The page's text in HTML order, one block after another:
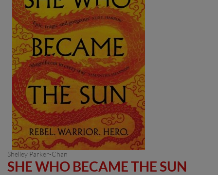
Shelley Parker-Chan
SHE WHO BECAME THE SUN